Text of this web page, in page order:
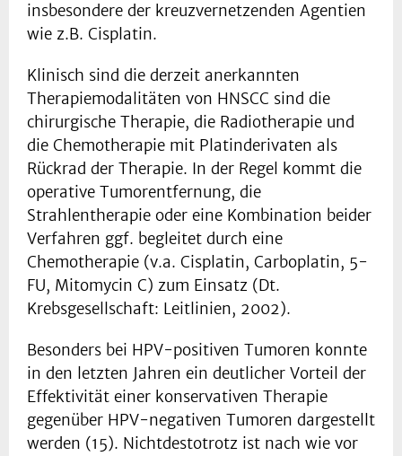
insbesondere der kreuzvernetzenden Agentien
wie z.B. Cisplatin.
Klinisch sind die derzeit anerkannten
Therapiemodalitäten von HNSCC sind die
chirurgische Therapie, die Radiotherapie und
die Chemotherapie mit Platinderivaten als
Rückrad der Therapie. In der Regel kommt die
operative Tumorentfernung, die
Strahlentherapie oder eine Kombination beider
Verfahren ggf. begleitet durch eine
Chemotherapie (v.a. Cisplatin, Carboplatin, 5-
FU, Mitomycin C) zum Einsatz (Dt.
Krebsgesellschaft: Leitlinien, 2002).
Besonders bei HPV-positiven Tumoren konnte
in den letzten Jahren ein deutlicher Vorteil der
Effektivität einer konservativen Therapie
gegenüber HPV-negativen Tumoren dargestellt
werden (15). Nichtdestotrotz ist nach wie vor